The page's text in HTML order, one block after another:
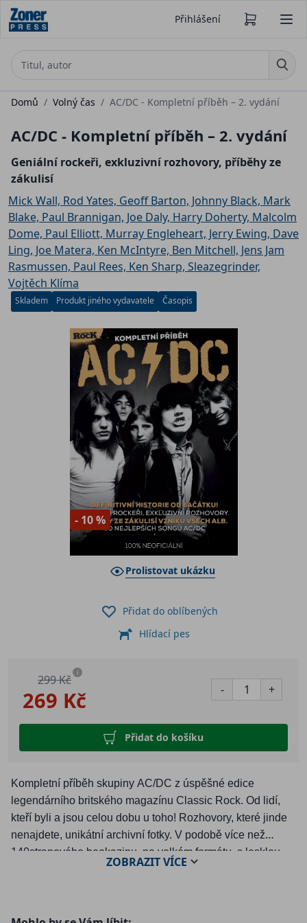
Přihlášení
Domů / Volný čas / AC/DC - Kompletní příběh – 2. vydání
AC/DC - Kompletní příběh – 2. vydání
Geniální rockeři, exkluzivní rozhovory, příběhy ze
zákulisí
Mick Wall, Rod Yates, Geoff Barton, Johnny Black, Mark
Blake, Paul Brannigan, Joe Daly, Harry Doherty, Malcolm
Dome, Paul Elliott, Murray Engleheart, Jerry Ewing, Dave
Ling, Joe Matera, Ken McIntyre, Ben Mitchell, Jens Jam
Rasmussen, Paul Rees, Ken Sharp, Sleazegrinder,
Vojtěch Klíma
Skladem Produkt jiného vydavatele Časopis
- 10 %
Prolistovat ukázku
269 Kč
299 Kč i
- +
Přidat do košíku
Přidat do oblíbených
Hlídací pes
Kompletní příběh skupiny AC/DC z úspěšné edice
legendárního britského magazínu Classic Rock. Od lidí,
kteří byli a jsou celou dobu u toho! Rozhovory, které jinde
nenajdete, unikátní archivní fotky. V podobě více než
140stranového bookazinu, na velkém formátu, s lesklou
• Geniální rockeři, exkluzivní rozhovory.
ZOBRAZITVÍCE